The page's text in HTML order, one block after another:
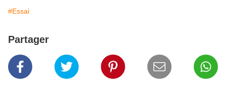
#Essai
Partager